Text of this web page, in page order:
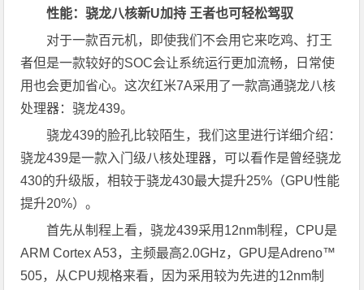
性能：骁龙八核新U加持 王者也可轻松驾驭
对于一款百元机，即使我们不会用它来吃鸡、打王
者但是一款较好的SOC会让系统运行更加流畅，日常使
用也会更加省心。这次红米7A采用了一款高通骁龙八核
处理器：骁龙439。
骁龙439的脸孔比较陌生，我们这里进行详细介绍：
骁龙439是一款入门级八核处理器，可以看作是曾经骁龙
430的升级版，相较于骁龙430最大提升25%（GPU性能
提升20%）。
首先从制程上看，骁龙439采用12nm制程，CPU是
ARM Cortex A53，主频最高2.0GHz，GPU是Adreno™
505，从CPU规格来看，因为采用较为先进的12nm制